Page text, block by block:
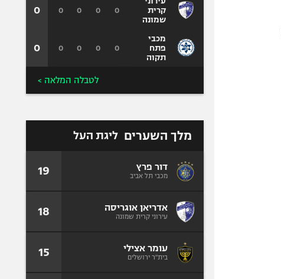
קרית
שמונה
מכבי
פתח
תקוה
0
0
0
0
0
0
0
0
0
0
לטבלה המלאה >
מלך השערים ליגת העל
דור פרץ
מכבי תל אביב 19
אדריאן אוגריסה
עירוני קרית שמונה 18
עומר אצילי
בית"ר ירושלים 15